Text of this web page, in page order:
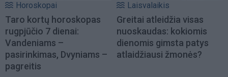
Horoskopai
Taro kortų horoskopas
rugpjūčio 7 dienai:
Vandeniams –
pasirinkimas, Dvyniams –
pagreitis
Laisvalaikis
Greitai atleidžia visas
nuoskaudas: kokiomis
dienomis gimsta patys
atlaidžiausi žmonės?